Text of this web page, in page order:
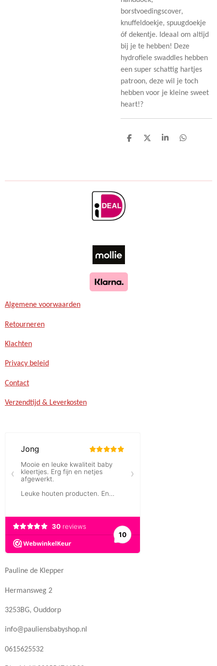
borstvoedingscover,
knuffeldoekje, spuugdoekje
óf dekentje. Ideaal om altijd
bij je te hebben! Deze
hydrofiele swaddles hebben
een super schattig hartjes
patroon, deze wil je toch
hebben voor je kleine sweet
heart!?
D
D
S
D
Algemene voorwaarden
Retourneren
Klachten
Privacy beleid
Contact
Verzendtijd & Leverkosten
Pauline de Klepper
Hermansweg 2
3253BG, Ouddorp
info@pauliensbabyshop.nl
0615625532